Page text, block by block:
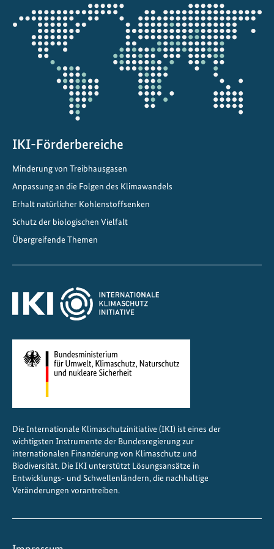
d
i
e
Z
u
k
o
e
Öffnet
die
Projektkarte
IKI-Förderbereiche
Minderung von Treibhausgasen
Anpassung an die Folgen des Klimawandels
Erhalt natürlicher Kohlenstoffsenken
Schutz der biologischen Vielfalt
Übergreifende Themen
Die Internationale Klimaschutzinitiative (IKI) ist eines der
wichtigsten Instrumente der Bundesregierung zur
internationalen Finanzierung von Klimaschutz und
Biodiversität. Die IKI unterstützt Lösungsansätze in
Entwicklungs- und Schwellenländern, die nachhaltige
Veränderungen vorantreiben.